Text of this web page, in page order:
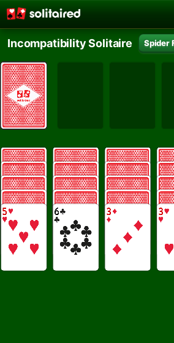
Incompatibility Solitaire Spider